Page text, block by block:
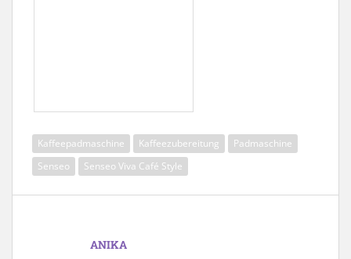
Kaffeepadmaschine Kaffeezubereitung
Padmaschine
Senseo
Senseo Viva Café Style
ANIKA